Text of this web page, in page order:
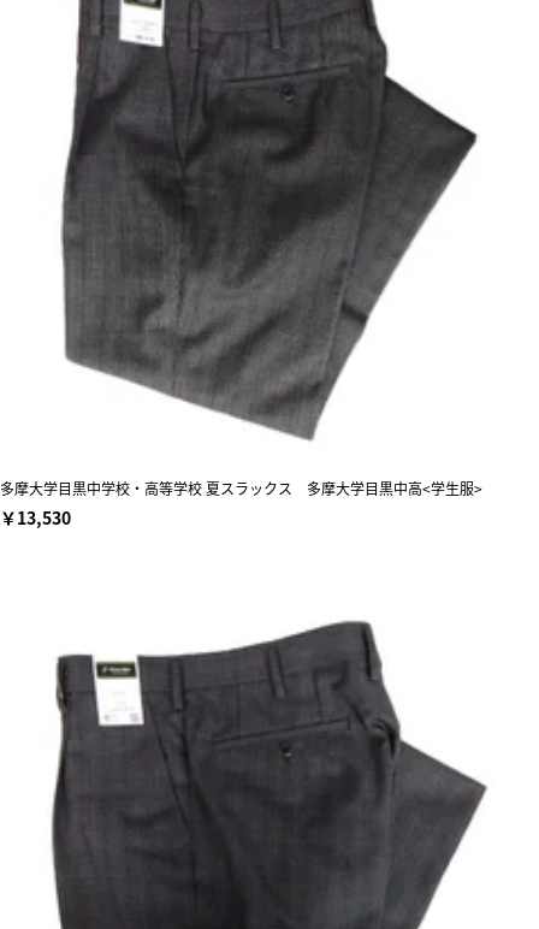
多摩大学目黒中学校・高等学校 夏スラックス 多摩大学目黒中高<学生服>
￥13,530